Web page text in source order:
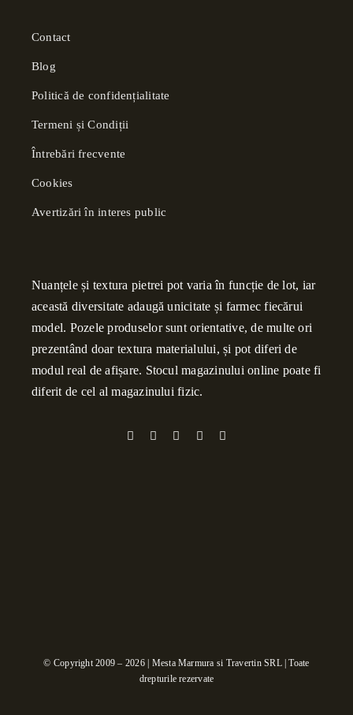
Contact
Blog
Politică de confidențialitate
Termeni și Condiții
Întrebări frecvente
Cookies
Avertizări în interes public
Nuanțele și textura pietrei pot varia în funcție de lot, iar
această diversitate adaugă unicitate și farmec fiecărui
model. Pozele produselor sunt orientative, de multe ori
prezentând doar textura materialului, și pot diferi de
modul real de afișare. Stocul magazinului online poate fi
diferit de cel al magazinului fizic.
© Copyright 2009 – 2026 | Mesta Marmura si Travertin SRL | Toate
drepturile rezervate